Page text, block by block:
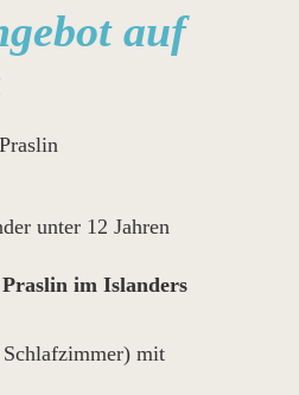
auf
unter 12 Jahren
im Islanders
mit